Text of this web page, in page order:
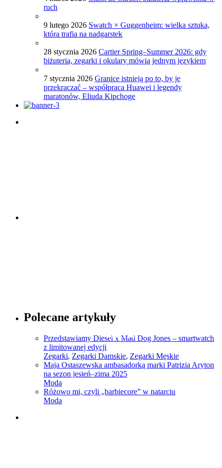
ruch
9 lutego 2026 Swatch × Guggenheim: wielka sztuka,
która trafia na nadgarstek
28 stycznia 2026 Cartier Spring–Summer 2026: gdy
biżuteria, zegarki i okulary mówią jednym językiem
7 stycznia 2026 Granice istnieją po to, by je
przekraczać – współpraca Huawei i legendy
maratonów, Eliuda Kipchoge
Sprawdź
Polecane artykuły
Przedstawiamy Diesel x Mad Dog Jones – smartwatch
z limitowanej edycji
Zegarki, Zegarki Damskie, Zegarki Męskie
Maja Ostaszewska ambasadorką marki Patrizia Aryton
na sezon jesień–zima 2025
Moda
Różowo mi, czyli „barbiecore” w natarciu
Moda